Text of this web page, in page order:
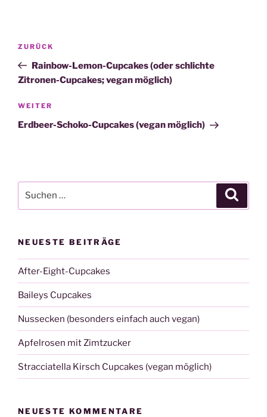
Beitragsnavigation
Vorheriger
Beitrag
ZURÜCK
Rainbow-Lemon-Cupcakes (oder schlichte
Zitronen-Cupcakes; vegan möglich)
Nächster
Beitrag
WEITER
Erdbeer-Schoko-Cupcakes (vegan möglich)
nach:
NEUESTE BEITRÄGE
After-Eight-Cupcakes
Baileys Cupcakes
Nussecken (besonders einfach auch vegan)
Apfelrosen mit Zimtzucker
Stracciatella Kirsch Cupcakes (vegan möglich)
NEUESTE KOMMENTARE